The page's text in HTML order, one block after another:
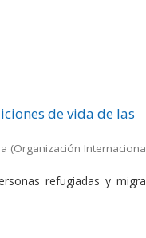
de vida de las
(Organización
refugiadas y